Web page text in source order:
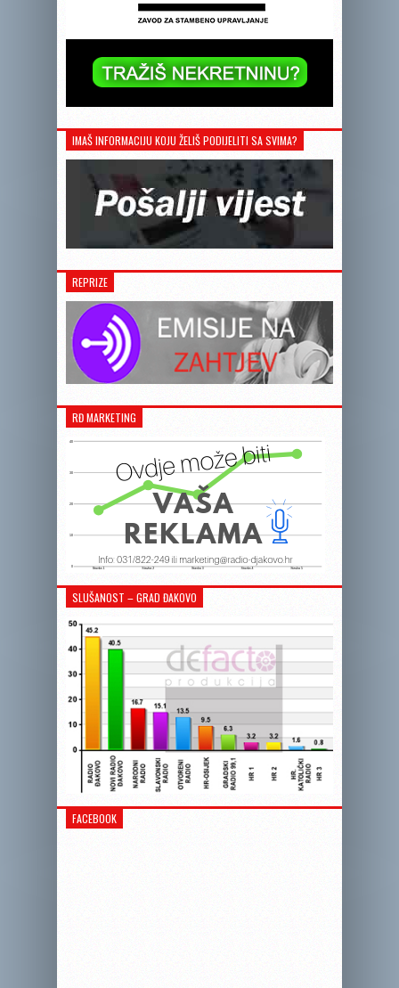
IMAŠ INFORMACIJU KOJU ŽELIŠ PODIJELITI SA SVIMA?
REPRIZE
RĐ MARKETING
SLUŠANOST – GRAD ĐAKOVO
FACEBOOK